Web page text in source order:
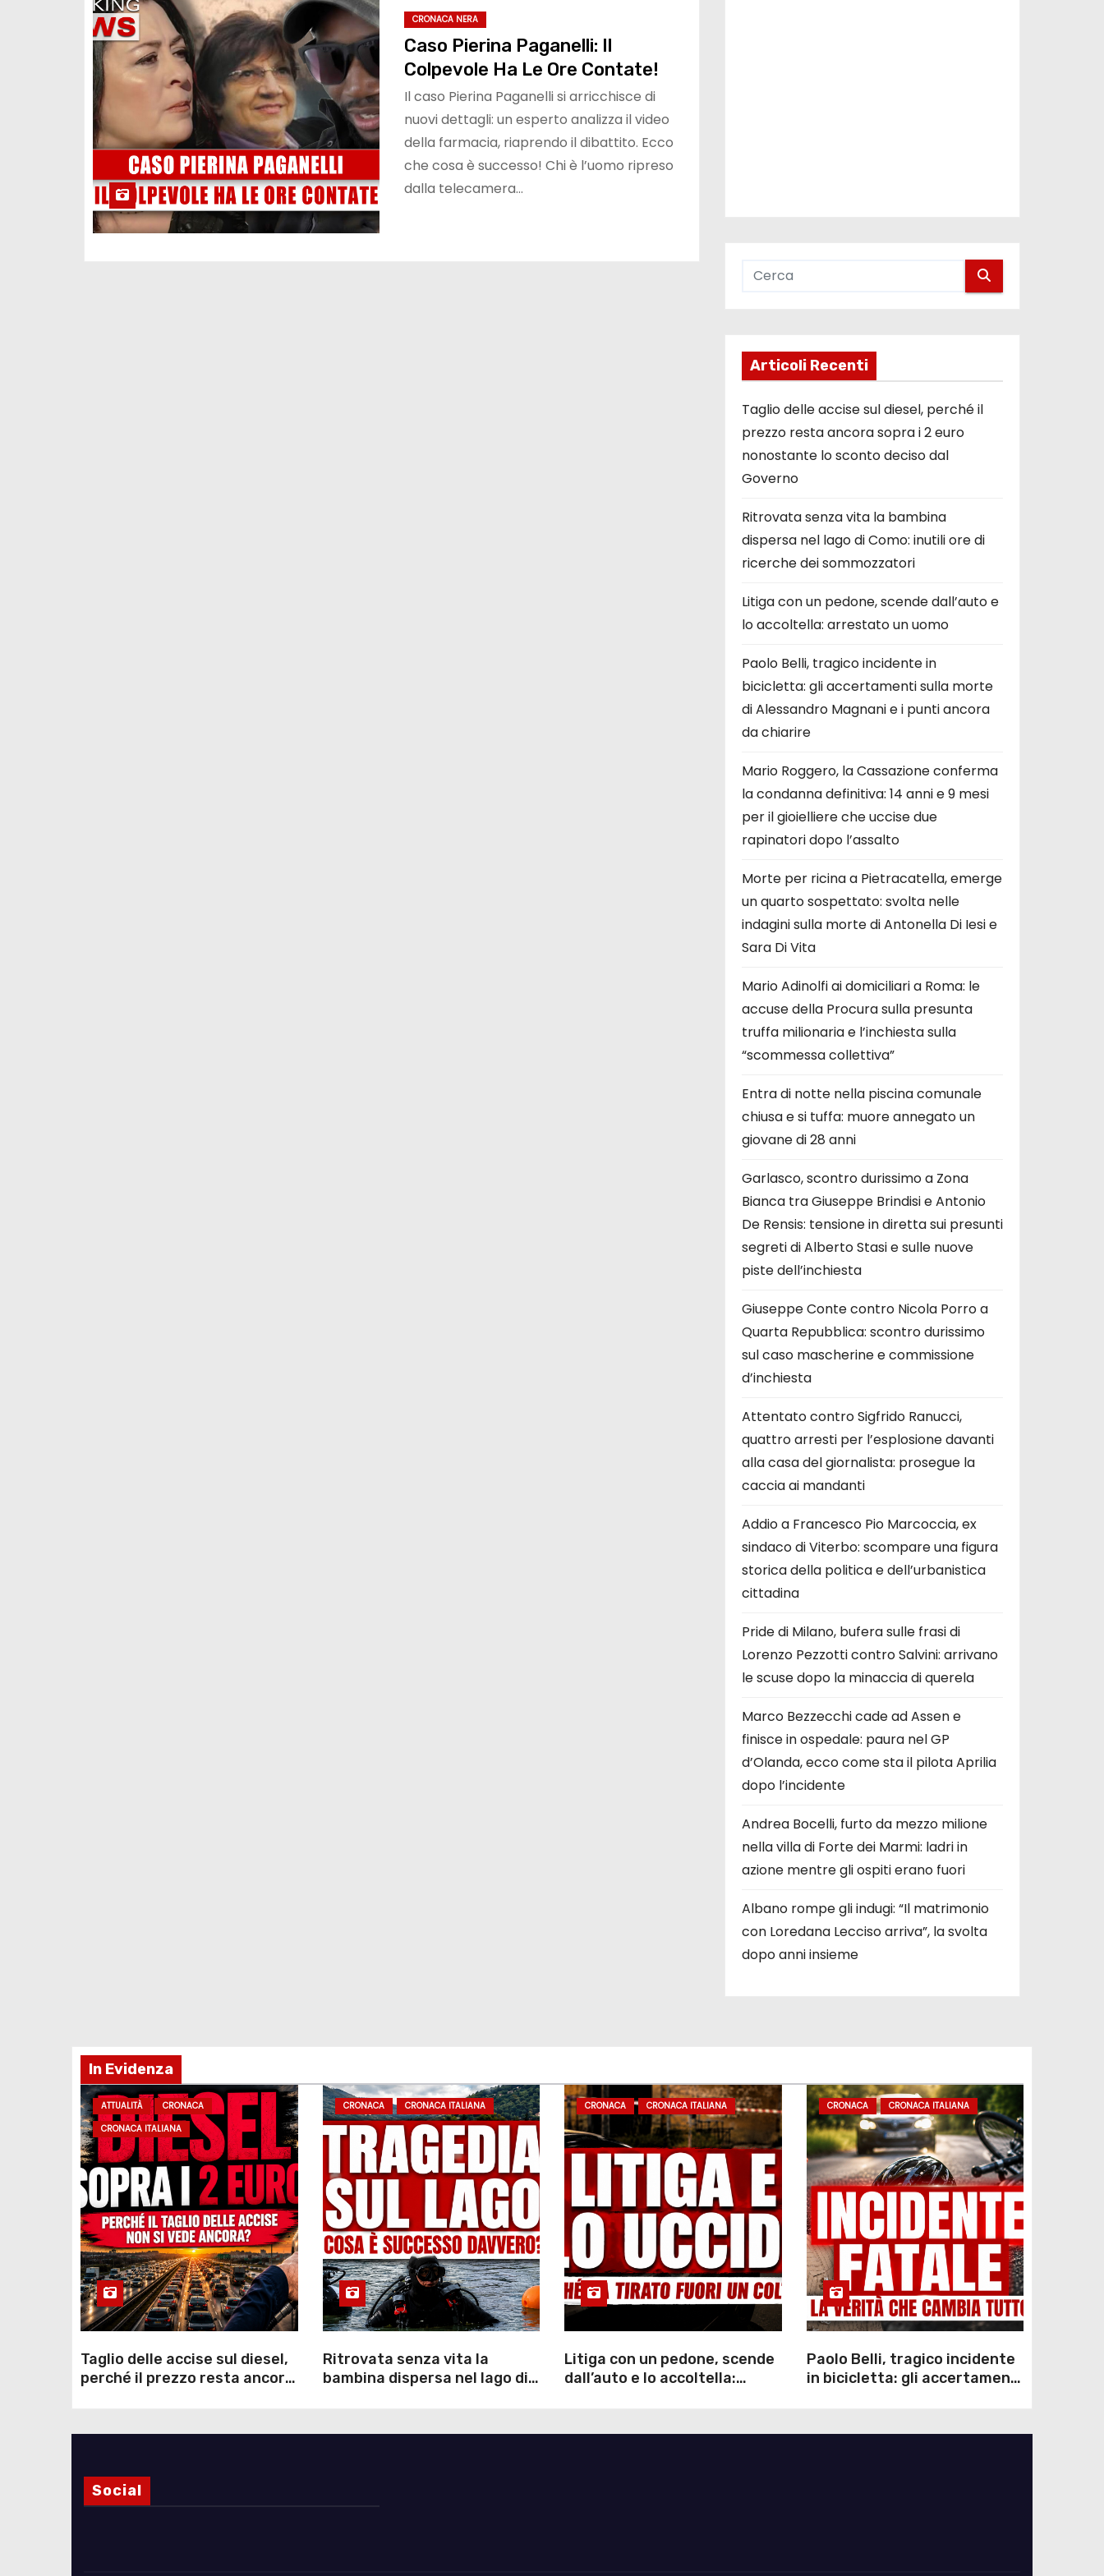
CRONACA NERA
Caso Pierina Paganelli: Il
Colpevole Ha Le Ore Contate!
Il caso Pierina Paganelli si arricchisce di
nuovi dettagli: un esperto analizza il video
della farmacia, riaprendo il dibattito. Ecco
che cosa è successo! Chi è l’uomo ripreso
dalla telecamera…
Articoli Recenti
Taglio delle accise sul diesel, perché il
prezzo resta ancora sopra i 2 euro
nonostante lo sconto deciso dal
Governo
Ritrovata senza vita la bambina
dispersa nel lago di Como: inutili ore di
ricerche dei sommozzatori
Litiga con un pedone, scende dall’auto e
lo accoltella: arrestato un uomo
Paolo Belli, tragico incidente in
bicicletta: gli accertamenti sulla morte
di Alessandro Magnani e i punti ancora
da chiarire
Mario Roggero, la Cassazione conferma
la condanna definitiva: 14 anni e 9 mesi
per il gioielliere che uccise due
rapinatori dopo l’assalto
Morte per ricina a Pietracatella, emerge
un quarto sospettato: svolta nelle
indagini sulla morte di Antonella Di Iesi e
Sara Di Vita
Mario Adinolfi ai domiciliari a Roma: le
accuse della Procura sulla presunta
truffa milionaria e l’inchiesta sulla
“scommessa collettiva”
Entra di notte nella piscina comunale
chiusa e si tuffa: muore annegato un
giovane di 28 anni
Garlasco, scontro durissimo a Zona
Bianca tra Giuseppe Brindisi e Antonio
De Rensis: tensione in diretta sui presunti
segreti di Alberto Stasi e sulle nuove
piste dell’inchiesta
Giuseppe Conte contro Nicola Porro a
Quarta Repubblica: scontro durissimo
sul caso mascherine e commissione
d’inchiesta
Attentato contro Sigfrido Ranucci,
quattro arresti per l’esplosione davanti
alla casa del giornalista: prosegue la
caccia ai mandanti
Addio a Francesco Pio Marcoccia, ex
sindaco di Viterbo: scompare una figura
storica della politica e dell’urbanistica
cittadina
Pride di Milano, bufera sulle frasi di
Lorenzo Pezzotti contro Salvini: arrivano
le scuse dopo la minaccia di querela
Marco Bezzecchi cade ad Assen e
finisce in ospedale: paura nel GP
d’Olanda, ecco come sta il pilota Aprilia
dopo l’incidente
Andrea Bocelli, furto da mezzo milione
nella villa di Forte dei Marmi: ladri in
azione mentre gli ospiti erano fuori
Albano rompe gli indugi: “Il matrimonio
con Loredana Lecciso arriva”, la svolta
dopo anni insieme
In Evidenza
ATTUALITÀ
CRONACA
CRONACA ITALIANA
Taglio delle accise sul diesel,
perché il prezzo resta ancora
CRONACA CRONACA ITALIANA
Ritrovata senza vita la
bambina dispersa nel lago di
CRONACA CRONACA ITALIANA
Litiga con un pedone, scende
dall’auto e lo accoltella:
CRONACA CRONACA ITALIANA
Paolo Belli, tragico incidente
in bicicletta: gli accertamenti
chiarire
Social